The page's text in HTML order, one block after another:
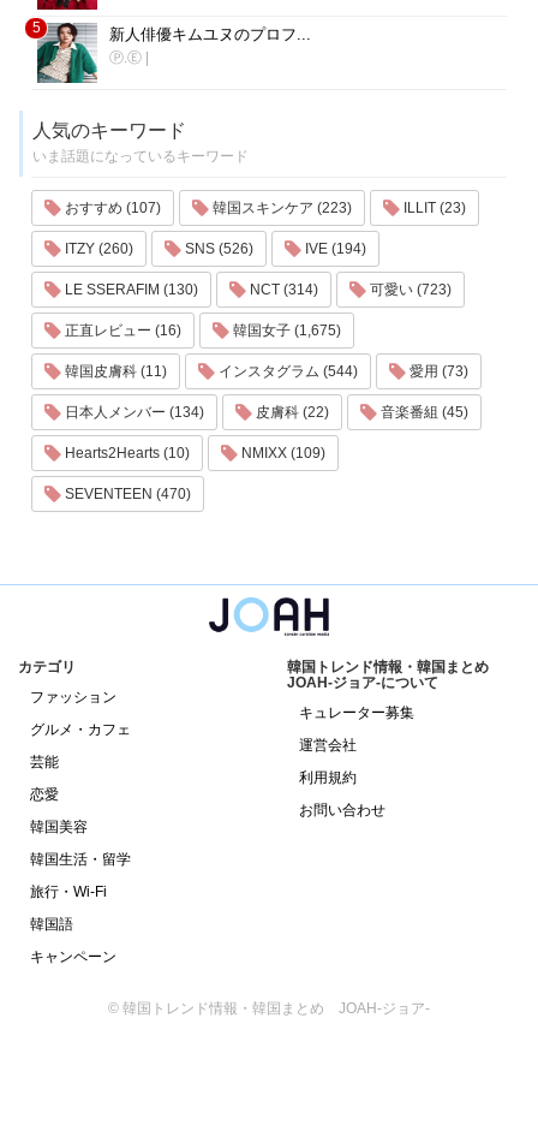
5 新人俳優キムユヌのプロフ...
Ⓟ.Ⓔ
人気のキーワード
いま話題になっているキーワード
おすすめ (107) 韓国スキンケア (223) ILLIT (23)
ITZY (260) SNS (526) IVE (194)
LE SSERAFIM (130) NCT (314) 可愛い (723)
正直レビュー (16) 韓国女子 (1,675)
韓国皮膚科 (11) インスタグラム (544) 愛用 (73)
日本人メンバー (134) 皮膚科 (22) 音楽番組 (45)
Hearts2Hearts (10) NMIXX (109)
SEVENTEEN (470)
カテゴリ
ファッション
グルメ・カフェ
芸能
恋愛
韓国美容
韓国生活・留学
旅行・Wi-Fi
韓国語
キャンペーン
韓国トレンド情報・韓国まとめ
JOAH-ジョア-について
キュレーター募集
運営会社
利用規約
お問い合わせ
© 韓国トレンド情報・韓国まとめ JOAH-ジョア-